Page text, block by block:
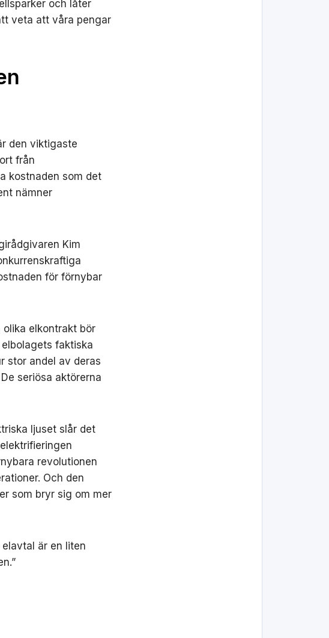
och låter
veta att våra pengar
den viktigaste
från
kostnaden som det
nämner
Kim
för förnybar
olika elkontrakt bör
faktiska
stor andel av deras
seriösa aktörerna
ljuset slår det
revolutionen
Och den
som bryr sig om mer
är en liten